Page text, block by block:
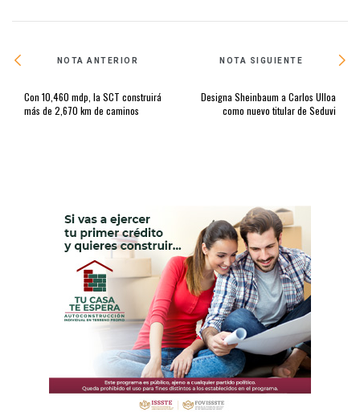
NOTA ANTERIOR
Con 10,460 mdp, la SCT construirá
más de 2,670 km de caminos
NOTA SIGUIENTE
Designa Sheinbaum a Carlos Ulloa
como nuevo titular de Seduvi